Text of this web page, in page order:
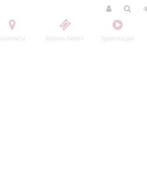
Контакты Купить билет Трансляции